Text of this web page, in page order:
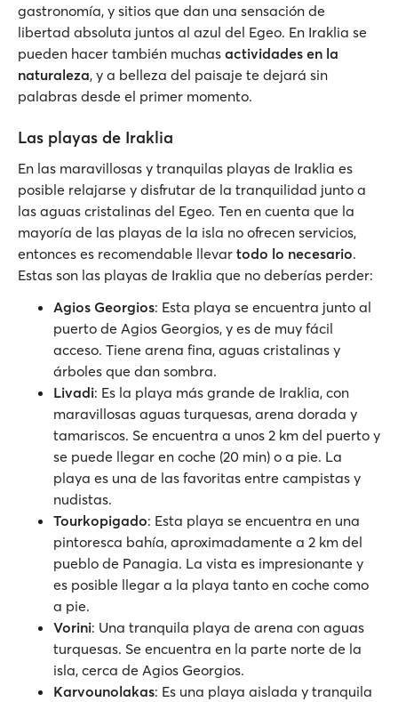
gastronomía, y sitios que dan una sensación de
libertad absoluta juntos al azul del Egeo. En Iraklia se
pueden hacer también muchas actividades en la
naturaleza, y a belleza del paisaje te dejará sin
palabras desde el primer momento.
Las playas de Iraklia
En las maravillosas y tranquilas playas de Iraklia es
posible relajarse y disfrutar de la tranquilidad junto a
las aguas cristalinas del Egeo. Ten en cuenta que la
mayoría de las playas de la isla no ofrecen servicios,
entonces es recomendable llevar todo lo necesario.
Estas son las playas de Iraklia que no deberías perder:
Agios Georgios: Esta playa se encuentra junto al
puerto de Agios Georgios, y es de muy fácil
acceso. Tiene arena fina, aguas cristalinas y
árboles que dan sombra.
Livadi: Es la playa más grande de Iraklia, con
maravillosas aguas turquesas, arena dorada y
tamariscos. Se encuentra a unos 2 km del puerto y
se puede llegar en coche (20 min) o a pie. La
playa es una de las favoritas entre campistas y
nudistas.
Tourkopigado: Esta playa se encuentra en una
pintoresca bahía, aproximadamente a 2 km del
pueblo de Panagia. La vista es impresionante y
es posible llegar a la playa tanto en coche como
a pie.
Vorini: Una tranquila playa de arena con aguas
turquesas. Se encuentra en la parte norte de la
isla, cerca de Agios Georgios.
Karvounolakas: Es una playa aislada y tranquila